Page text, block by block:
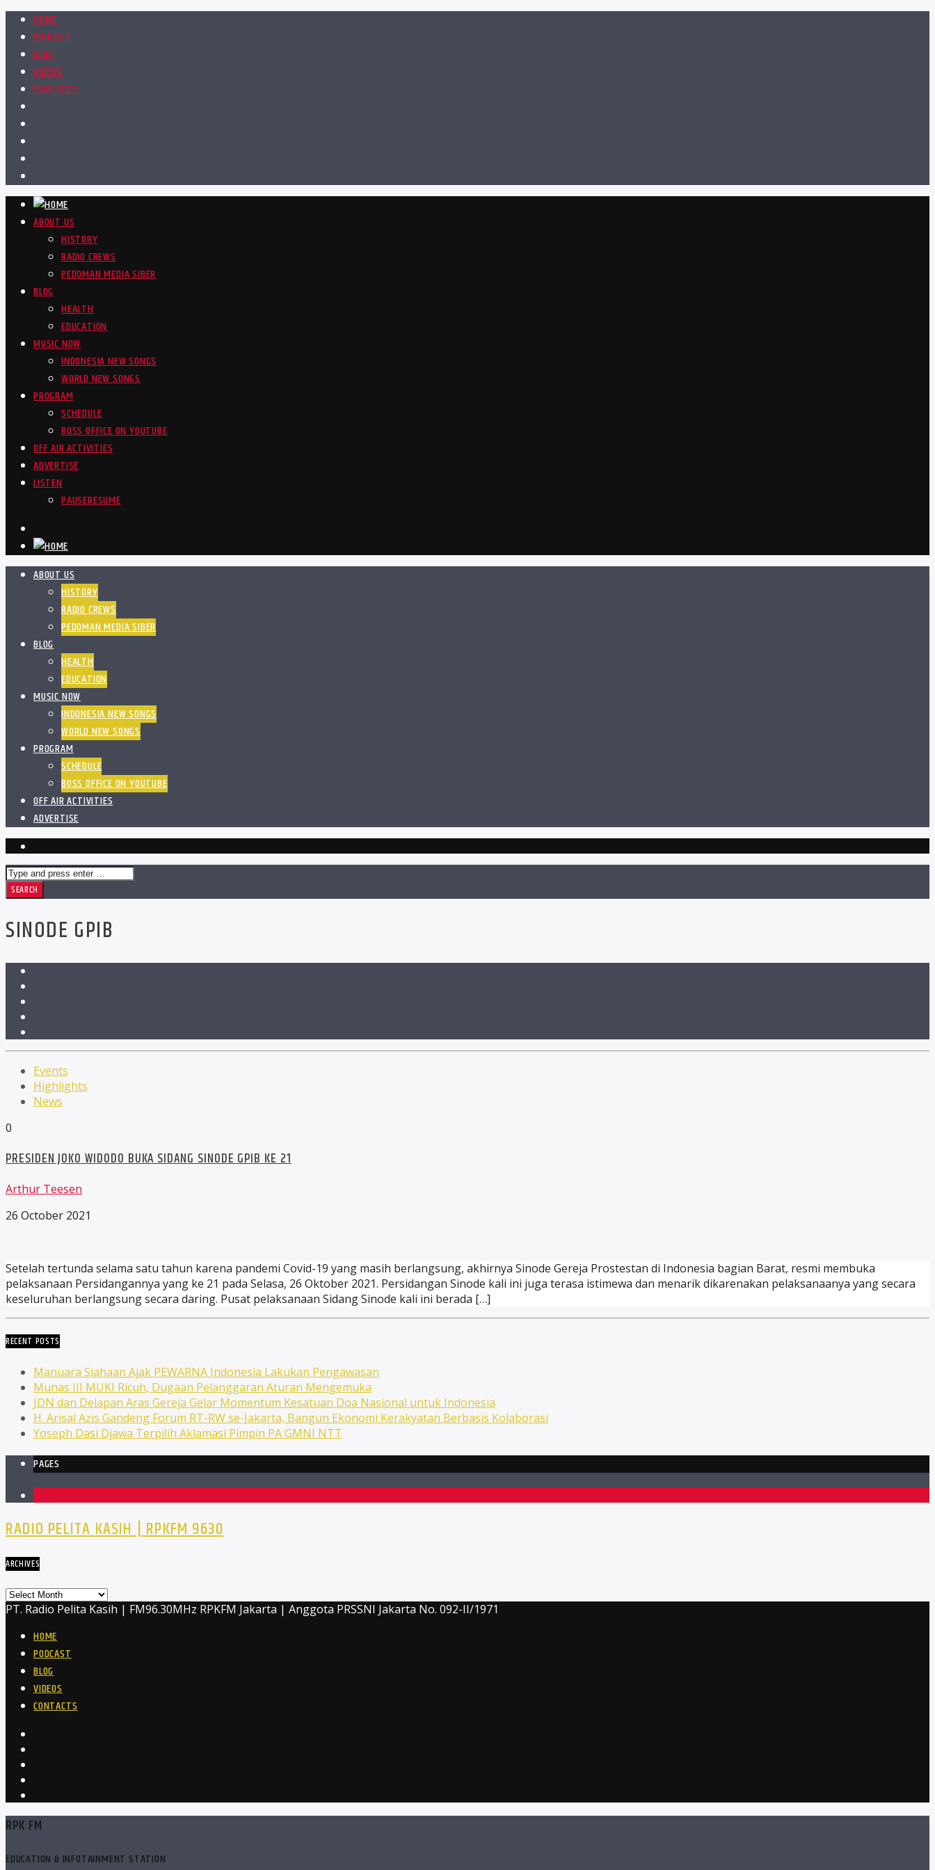
HOME
PODCAST
BLOG
VIDEOS
CONTACTS
ABOUT US
HISTORY
RADIO CREWS
PEDOMAN MEDIA SIBER
BLOG
HEALTH
EDUCATION
MUSIC NOW
INDONESIA NEW SONGS
WORLD NEW SONGS
PROGRAM
SCHEDULE
BOSS OFFICE ON YOUTUBE
OFF AIR ACTIVITIES
ADVERTISE
LISTEN
PAUSERESUME
ABOUT US
HISTORY
RADIO CREWS
PEDOMAN MEDIA SIBER
BLOG
HEALTH
EDUCATION
MUSIC NOW
INDONESIA NEW SONGS
WORLD NEW SONGS
PROGRAM
SCHEDULE
BOSS OFFICE ON YOUTUBE
OFF AIR ACTIVITIES
ADVERTISE
SINODE GPIB
Events
Highlights
News
0
PRESIDEN JOKO WIDODO BUKA SIDANG SINODE GPIB KE 21
Arthur Teesen
26 October 2021
Setelah tertunda selama satu tahun karena pandemi Covid-19 yang masih berlangsung, akhirnya Sinode Gereja Prostestan di Indonesia bagian Barat, resmi membuka
pelaksanaan Persidangannya yang ke 21 pada Selasa, 26 Oktober 2021. Persidangan Sinode kali ini juga terasa istimewa dan menarik dikarenakan pelaksanaanya yang secara
keseluruhan berlangsung secara daring. Pusat pelaksanaan Sidang Sinode kali ini berada […]
RECENT POSTS
Manuara Siahaan Ajak PEWARNA Indonesia Lakukan Pengawasan
Munas III MUKI Ricuh, Dugaan Pelanggaran Aturan Mengemuka
JDN dan Delapan Aras Gereja Gelar Momentum Kesatuan Doa Nasional untuk Indonesia
H. Arisal Azis Gandeng Forum RT-RW se-Jakarta, Bangun Ekonomi Kerakyatan Berbasis Kolaborasi
Yoseph Dasi Djawa Terpilih Aklamasi Pimpin PA GMNI NTT
PAGES
RADIO PELITA KASIH | RPKFM 9630
ARCHIVES
Archives
PT. Radio Pelita Kasih | FM96.30MHz RPKFM Jakarta | Anggota PRSSNI Jakarta No. 092-II/1971
HOME
PODCAST
BLOG
VIDEOS
CONTACTS
RPK FM
EDUCATION & INFOTAINMENT STATION